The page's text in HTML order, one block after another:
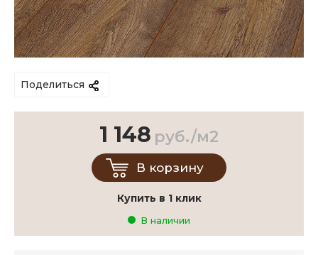
Поделиться
1 148 руб./м2
В корзину
Купить в 1 клик
В наличии